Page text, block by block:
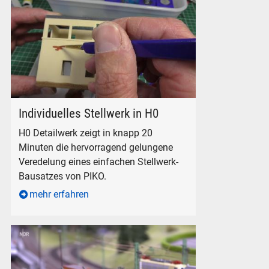
Individuelles Stellwerk in H0
H0 Detailwerk zeigt in knapp 20
Minuten die hervorragend gelungene
Veredelung eines einfachen Stellwerk-
Bausatzes von PIKO.
mehr erfahren